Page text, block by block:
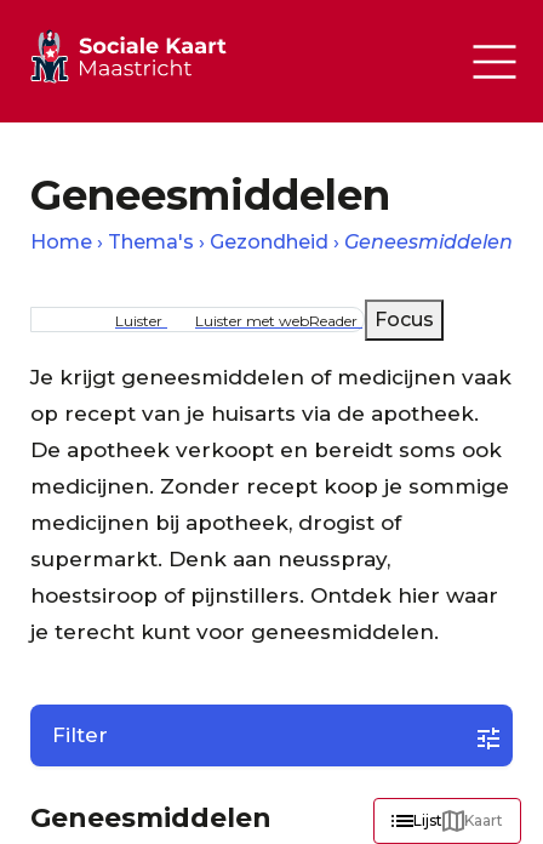
Geneesmiddelen
Kruimelpad
Home Thema's Gezondheid Geneesmiddelen
Luister Luister met webReader Focus
Je krijgt geneesmiddelen of medicijnen vaak
op recept van je huisarts via de apotheek.
De apotheek verkoopt en bereidt soms ook
medicijnen. Zonder recept koop je sommige
medicijnen bij apotheek, drogist of
supermarkt. Denk aan neusspray,
hoestsiroop of pijnstillers. Ontdek hier waar
je terecht kunt voor geneesmiddelen.
Filter
Geneesmiddelen Lijst Kaart